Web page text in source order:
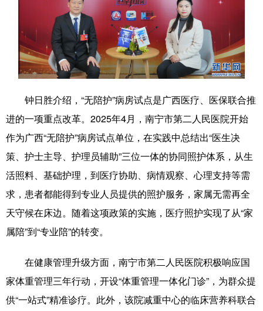
地方频道
北京 天津 河北 山西
辽宁 吉林 上海 江苏
浙江 安徽 福建 江西
山东 河南 湖北 湖南
广东 广西 海南 重庆
四川 贵州 云南 西藏
陕西 甘肃 青海 宁夏
新疆 内蒙古
多语种频道
English Español Français عربى
钟日胜介绍，“无陪护”病房试点是广西医疗、医保联合推
进的一项重点改革。2025年4月，南宁市第二人民医院开始
作为广西“无陪护”病房试点单位，在实践中总结出“医生决
策、护士主导、护理员辅助”三位一体的协同照护体系，从生
活照料、基础护理，到医疗协助、病情观察、心理支持等需
求，患者都能得到专业人员提供的照护服务，家属无需再全
天守候在床边。随着这项政策的实施，医疗照护实现了从“家
属陪”到“专业陪”的转变。
在健康管理升级方面，南宁市第二人民医院积极响应国
家体重管理三年行动，开设“体重管理一体化门诊”，为群众提
供“一站式”精准诊疗。此外，该院减重中心的临床营养科联合